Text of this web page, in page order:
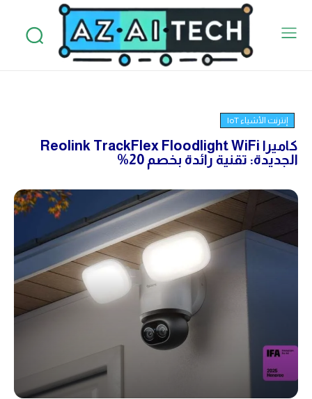
إنترنت الأشياء IoT
كاميرا Reolink TrackFlex Floodlight WiFi
الجديدة: تقنية رائدة بخصم 20%